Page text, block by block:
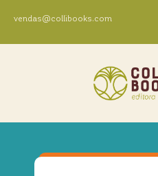
vendas@collibooks.com